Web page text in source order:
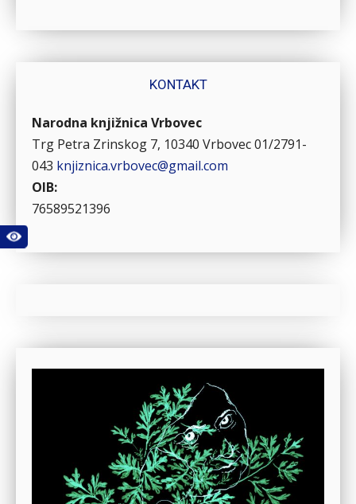
KONTAKT
Narodna knjižnica Vrbovec
Trg Petra Zrinskog 7, 10340 Vrbovec01/2791-
043 knjiznica.vrbovec@gmail.com
OIB:
76589521396